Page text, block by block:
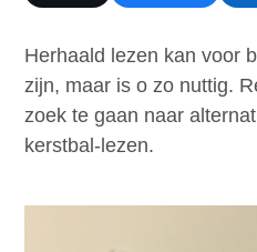
Herhaald lezen kan voor
zijn, maar is o zo nuttig.
zoek te gaan naar
kerstbal-lezen.